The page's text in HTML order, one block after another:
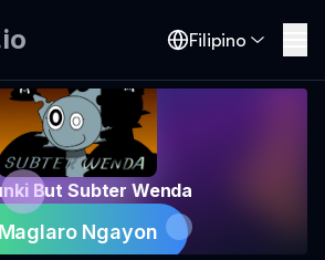
io Filipino
But Subter Wenda
Maglaro Ngayon